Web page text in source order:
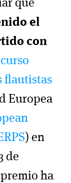
que
el
con
flautistas
Europea
) en
de
ha